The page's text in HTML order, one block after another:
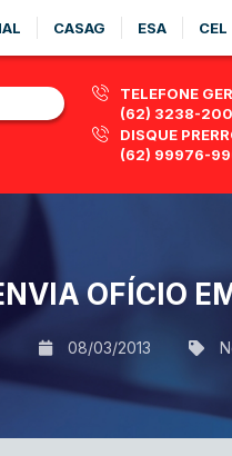
CASAG ESA CEL
TELEFONE
(62) 3238-
DISQUE
(62) 99976-
OFÍCIO
08/03/2013